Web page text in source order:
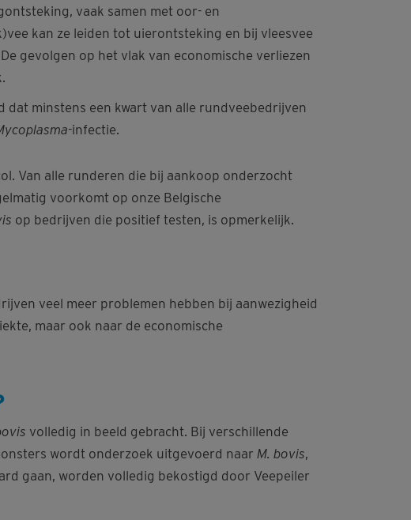
vaak samen met oor- en
kan ze leiden tot uierontsteking en bij vleesvee
De gevolgen op het vlak van economische verliezen
dat minstens een kwart van alle rundveebedrijven
-infectie.
Van alle runderen die bij aankoop onderzocht
voorkomt op onze Belgische
op bedrijven die positief testen, is opmerkelijk.
veel meer problemen hebben bij aanwezigheid
maar ook naar de economische
volledig in beeld gebracht. Bij verschillende
wordt onderzoek uitgevoerd naar M. bovis,
gaan, worden volledig bekostigd door Veepeiler